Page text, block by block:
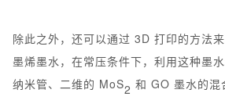
除此之外，还可以通过 3D 打印的方法
墨烯墨水，在常压条件下，利用这种墨
纳米管、二维的 MoS2 和 GO 墨水的混